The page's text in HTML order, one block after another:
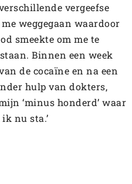
vergeefse
weggegaan waardoor
smeekte om me te
Binnen een week
de cocaïne en na een
hulp van dokters,
‘minus honderd’ waar
nu sta.’